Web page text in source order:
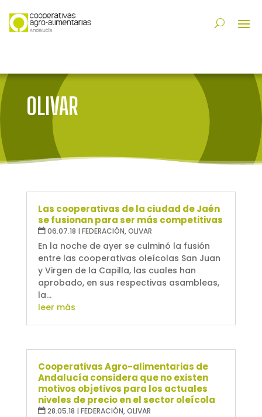
OLIVAR
Las cooperativas de la ciudad de Jaén
se fusionan para ser más competitivas
06.07.18 | FEDERACIÓN,OLIVAR
En la noche de ayer se culminó la fusión
entre las cooperativas oleícolas San Juan
y Virgen de la Capilla, las cuales han
aprobado, en sus respectivas asambleas,
la...
leer más
Cooperativas Agro-alimentarias de
Andalucía considera que no existen
motivos objetivos para los actuales
niveles de precio en el sector oleícola
28.05.18 | FEDERACIÓN,OLIVAR